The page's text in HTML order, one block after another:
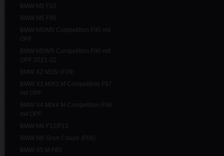
BMW M5 F10
BMW M5 F90
BMW M5/M5 Competition F90 mit
OPF
BMW M5/M5 Competition F90 mit
OPF 2021-22
BMW X2 M35i (F39)
BMW X3 M/X3 M Competition F97
mit OPF
BMW X4 M/X4 M Competition F98
mit OPF
BMW M6 F12/F13
BMW M6 Gran Coupé (F06)
BMW X5 M F85